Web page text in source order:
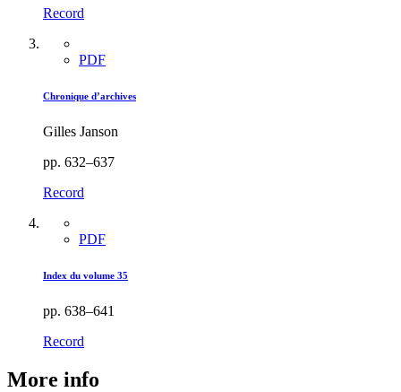
Record
PDF
Chronique d’archives
Gilles Janson
pp. 632–637
Record
PDF
Index du volume 35
pp. 638–641
Record
More info